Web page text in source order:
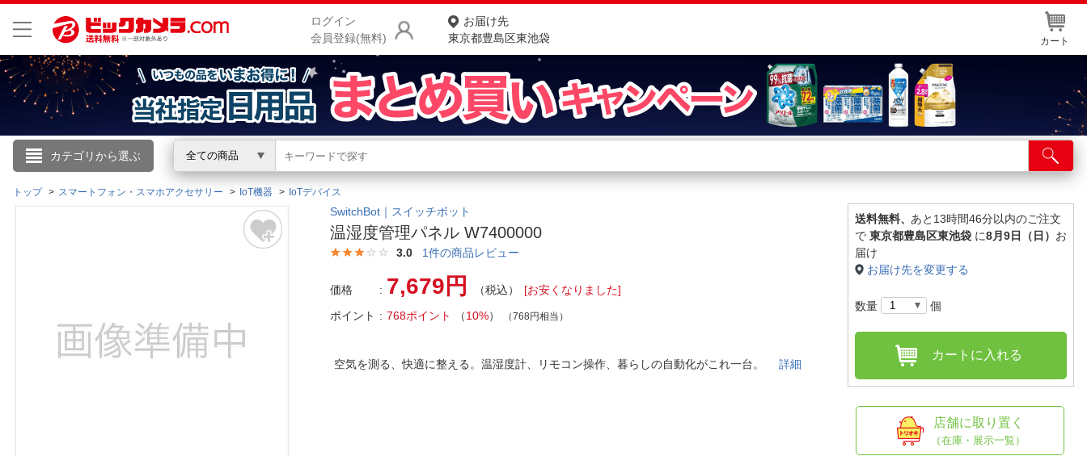
ログイン
会員登録(無料)
お届け先
東京都豊島区東池袋
カート
カテゴリから選ぶ 全ての商品
こんにちは
ログイン
閲覧履歴
商品をさがす
ランキングからさがす
カテゴリ一覧からさがす
お客様サポート
よくある質問・お問合せ
店舗サービス
ネット取り置き
法人窓口
トップ スマートフォン・スマホアクセサリー IoT機器 IoTデバイス
SwitchBot｜スイッチボット
温湿度管理パネル W7400000
3.0 1件の商品レビュー
価格 7,679円 （税込）
[お安くなりました]
ポイント
768ポイント （10%） （768円相当）
空気を測る、快適に整える。温湿度計、リモコン操作、暮らしの自動化がこれ一台。詳細
送料無料、 あと13時間46分以内のご注文
で 東京都豊島区東池袋 に8月9日（日） お
届け
お届け先を変更する
数量 個
カートに入れる
店舗に取り置く
（在庫・展示一覧）